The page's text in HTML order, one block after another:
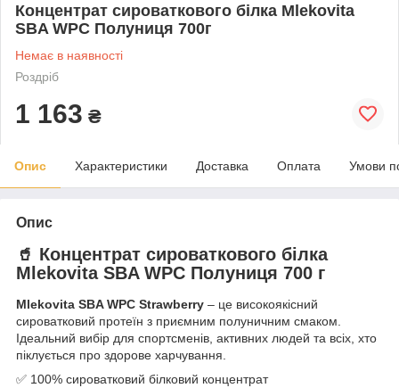
Концентрат сироваткового білка Mlekovita
SBA WPC Полуниця 700г
Немає в наявності
Роздріб
1 163 ₴
Опис Характеристики Доставка Оплата Умови
Опис
🥤 Концентрат сироваткового білка
Mlekovita SBA WPC Полуниця 700 г
Mlekovita SBA WPC Strawberry – це високоякісний
сироватковий протеїн з приємним полуничним смаком.
Ідеальний вибір для спортсменів, активних людей та всіх, хто
піклується про здорове харчування.
✅ 100% сироватковий білковий концентрат